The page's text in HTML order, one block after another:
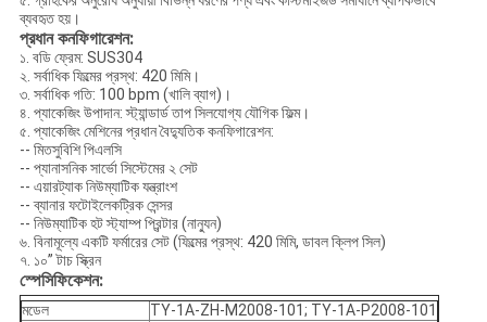
ব্যবহৃত হয়।
প্রধান কনফিগারেশন:
১. বডি ফ্রেম: SUS304
২. সর্বাধিক ফিল্মের প্রস্থ: 420 মিমি।
৩. সর্বাধিক গতি: 100 bpm (খালি ব্যাগ)।
৪. প্যাকেজিং উপাদান: স্ট্যান্ডার্ড তাপ সিলযোগ্য যৌগিক ফিল্ম।
৫. প্যাকেজিং মেশিনের প্রধান বৈদ্যুতিক কনফিগারেশন:
-- মিতসুবিশি পিএলসি
-- প্যানাসনিক সার্ভো সিস্টেমের ২ সেট
-- এয়ারট্যাক নিউম্যাটিক যন্ত্রাংশ
-- ব্যানার ফটোইলেকট্রিক সেন্সর
-- নিউম্যাটিক হট স্ট্যাম্প প্রিন্টার (নান্যুন)
৬. বিনামূল্যে একটি ফর্মারের সেট (ফিল্মের প্রস্থ: 420 মিমি, ডাবল ক্লিপ সিল)
৭. ১০” টাচ স্ক্রিন
স্পেসিফিকেশন:
মডেল
TY-1A-ZH-M2008-101; TY-1A-P2008-101